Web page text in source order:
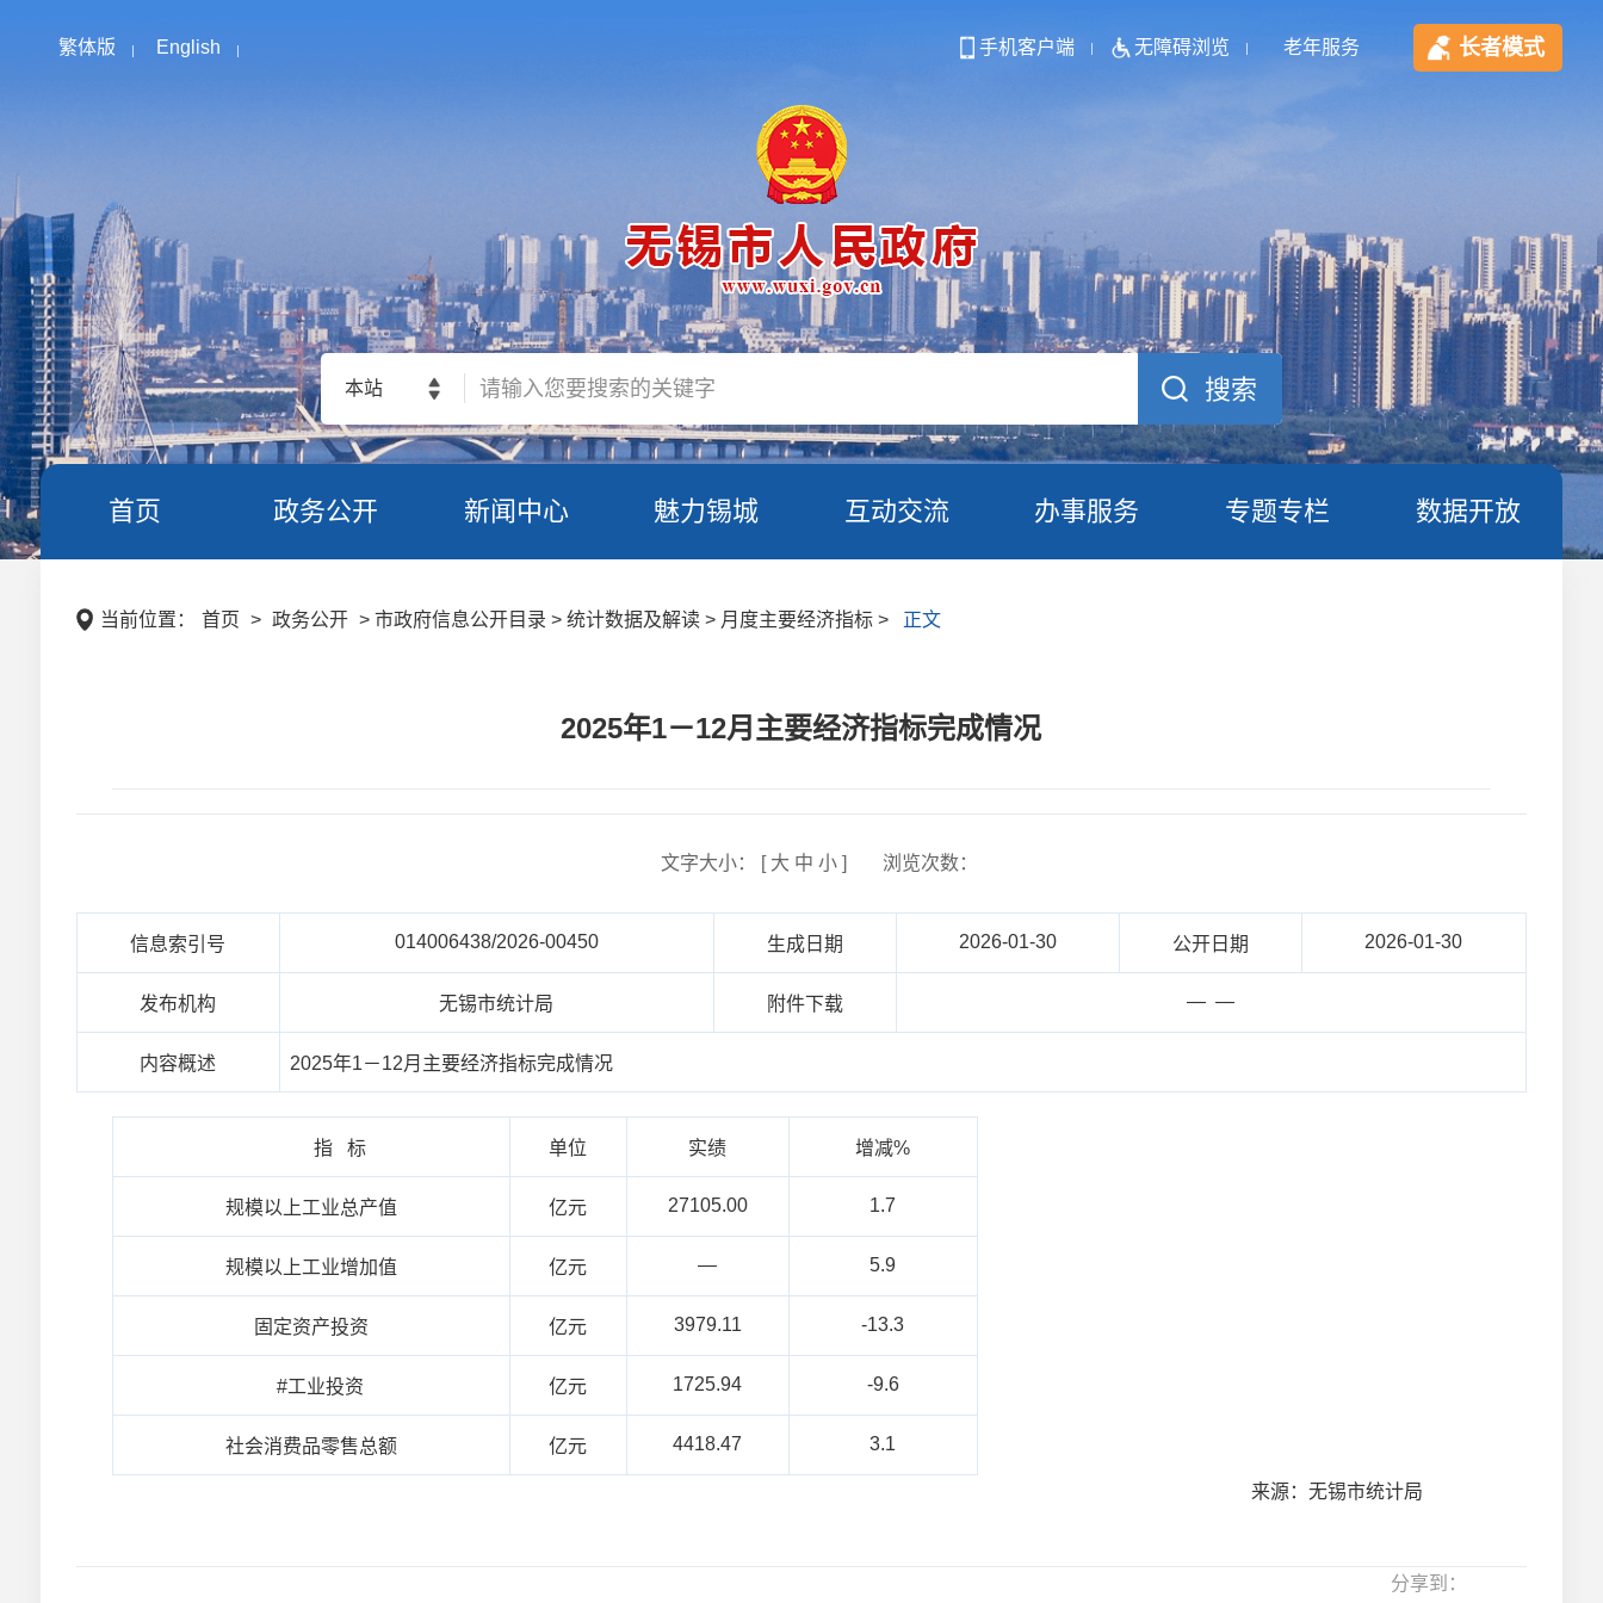
繁体版 English 手机客户端 无障碍浏览 老年服务 长者模式
本站
首页 政务公开 新闻中心 魅力锡城 互动交流 办事服务 专题专栏 数据开放
当前位置： 首页 > 政务公开 > 市政府信息公开目录 > 统计数据及解读 > 月度主要经济指标 > 正文
2025年1－12月主要经济指标完成情况
文字大小： [ 大 中 小] 浏览次数：
信息索引号 014006438/2026-00450 生成日期 2026-01-30 公开日期 2026-01-30
发布机构 无锡市统计局 附件下载 — —
内容概述 2025年1－12月主要经济指标完成情况
指 标 单位 实绩 增减%
规模以上工业总产值 亿元 27105.00 1.7
规模以上工业增加值 亿元 — 5.9
固定资产投资 亿元 3979.11 -13.3
#工业投资 亿元 1725.94 -9.6
社会消费品零售总额 亿元 4418.47 3.1
来源：无锡市统计局
分享到：